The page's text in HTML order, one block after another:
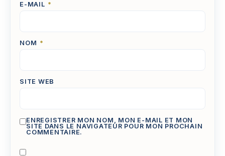
E-MAIL *
NOM *
SITE WEB
ENREGISTRER MON NOM, MON E-MAIL ET MON
SITE DANS LE NAVIGATEUR POUR MON PROCHAIN
COMMENTAIRE.